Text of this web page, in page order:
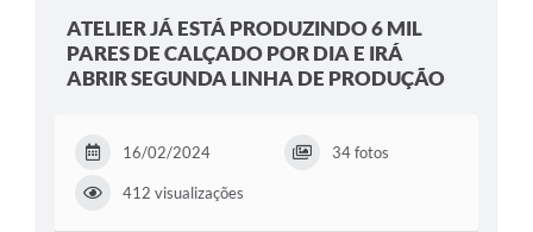
Contato
Galeria de Fotos
ATELIER JÁ ESTÁ PRODUZINDO 6 MIL
PARES DE CALÇADO POR DIA E IRÁ
ABRIR SEGUNDA LINHA DE PRODUÇÃO
16/02/2024 34 fotos
412 visualizações